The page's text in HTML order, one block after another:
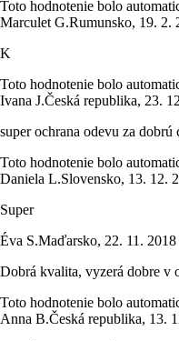
Toto hodnotenie bolo
Marculet G.Rumunsko, 19. 2.
K
Toto hodnotenie bolo
Ivana J.Česká republika, 23.
super ochrana odevu za dobrú
Toto hodnotenie bolo
Daniela L.Slovensko, 13. 12.
Super
Éva S.Maďarsko, 22. 11. 2018
Dobrá kvalita, vyzerá dobre v
Toto hodnotenie bolo
Anna B.Česká republika, 13.